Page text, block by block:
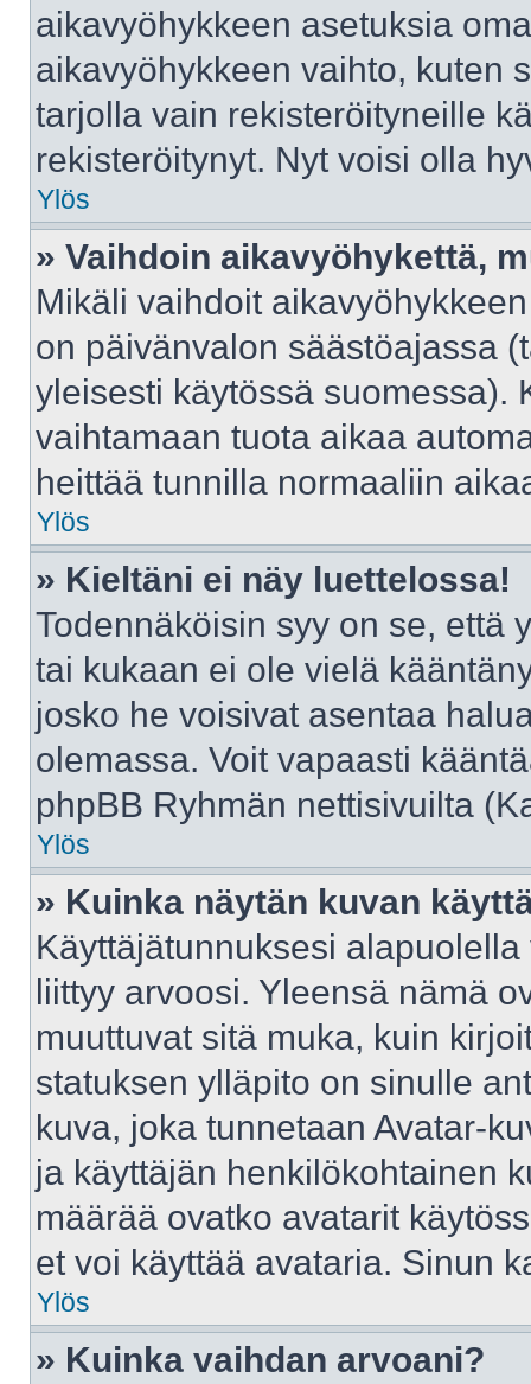
aikavyöhykkeen asetuksia
aikavyöhykkeen vaihto, kuten
tarjolla vain rekisteröityneille
rekisteröitynyt. Nyt voisi olla
Ylös
» Vaihdoin aikavyöhykettä,
Mikäli vaihdoit
on päivänvalon säästöajassa
yleisesti käytössä suomessa).
vaihtamaan tuota aikaa
heittää tunnilla normaaliin
Ylös
» Kieltäni ei näy luettelossa!
Todennäköisin syy on se, että
tai kukaan ei ole vielä
josko he voisivat asentaa
olemassa. Voit vapaasti
phpBB Ryhmän nettisivuilta
Ylös
» Kuinka näytän kuvan
Käyttäjätunnuksesi
liittyy arvoosi. Yleensä nämä
muuttuvat sitä muka, kuin
statuksen ylläpito on sinulle
kuva, joka tunnetaan Avatar-
ja käyttäjän henkilökohtainen
määrää ovatko avatarit
et voi käyttää avataria. Sinun
Ylös
» Kuinka vaihdan arvoani?